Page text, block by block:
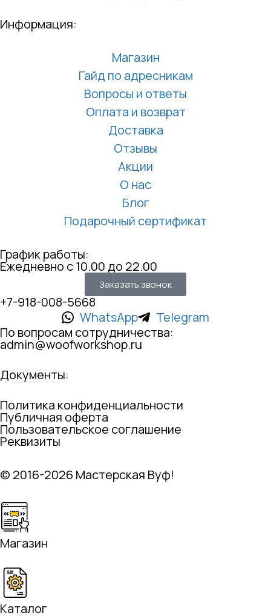
Информация:
Магазин
Гайд по адресникам
Вопросы и ответы
Оплата и возврат
Доставка
Отзывы
Акции
О нас
Блог
Подарочный сертификат
График работы:
Ежедневно с 10.00 до 22.00
Заказать звонок
+7-918-008-5668
WhatsApp
Telegram
По вопросам сотрудничества:
admin@woofworkshop.ru
Документы:
Политика конфиденциальности
Публичная оферта
Пользовательское соглашение
Реквизиты
© 2016-2026 Мастерская Вуф!
Магазин
Каталог